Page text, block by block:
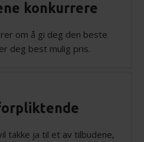
konkurrere
om å gi deg den beste
deg best mulig pris.
takke ja til et av tilbudene,